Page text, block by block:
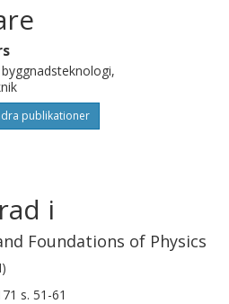
publikationer
i
Foundations of Physics
s. 51-61